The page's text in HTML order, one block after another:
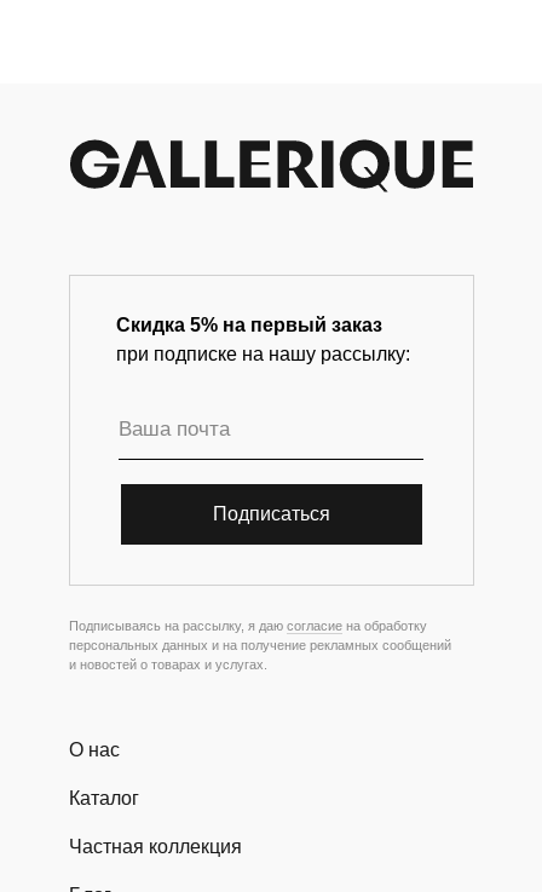
Скидка 5% на первый заказ
при подписке на нашу рассылку:
Подписываясь на рассылку, я даю согласие на обработку
персональных данных и на получение рекламных сообщений
и новостей о товарах и услугах.
Каталог
О нас
Частная коллекция
Подписаться